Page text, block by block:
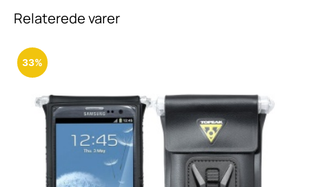
Relaterede varer
33%